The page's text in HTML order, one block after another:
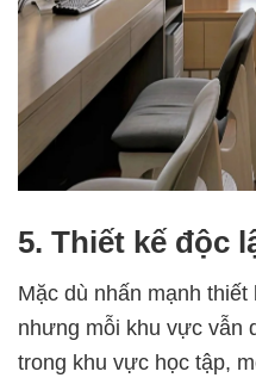
5. Thiết kế độc
Mặc dù nhấn mạnh
nhưng mỗi khu vực vẫn
trong khu vực học tập,